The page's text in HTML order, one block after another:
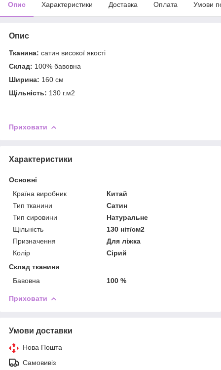
Опис Характеристики Доставка Оплата Умови
Опис
Тканина: сатин високої якості
Склад: 100% бавовна
Ширина: 160 см
Щільність: 130 г.м2
Приховати
Характеристики
Основні
Країна виробник
Китай
Тип тканини
Сатин
Тип сировини
Натуральне
Щільність
130 ніт/см2
Призначення
Для ліжка
Колір
Сірий
Склад тканини
Бавовна
100 %
Приховати
Умови доставки
Нова Пошта
Самовивіз